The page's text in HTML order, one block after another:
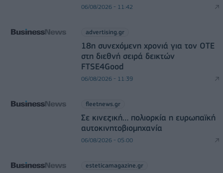
06/08/2026 - 11:42
advertising.gr
18η συνεχόμενη χρονιά για τον ΟΤΕ
στη διεθνή σειρά δεικτών
FTSE4Good
06/08/2026 - 11:39
fleetnews.gr
Σε κινεζική… πολιορκία η ευρωπαϊκή
αυτοκινητοβιομηχανία
06/08/2026 - 05:00
esteticamagazine.gr